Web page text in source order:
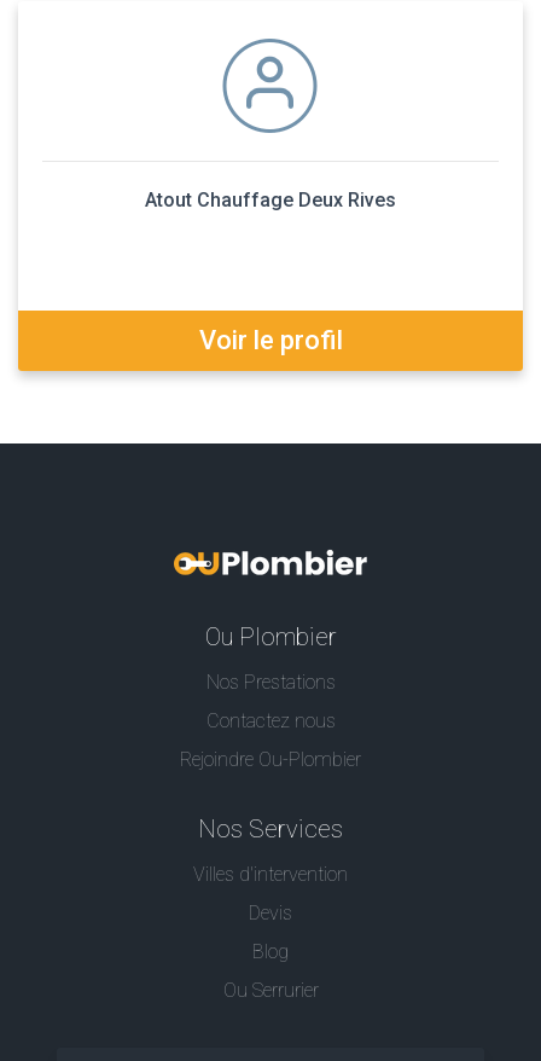
Atout Chauffage Deux Rives
Voir le profil
Ou Plombier
Nos Prestations
Contactez nous
Rejoindre Ou-Plombier
Nos Services
Villes d'intervention
Devis
Blog
Ou Serrurier